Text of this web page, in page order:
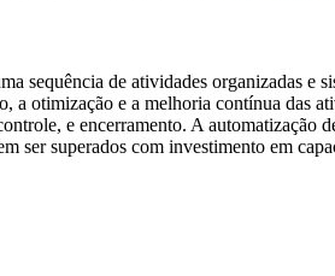
sequência de atividades organizadas e
a otimização e a melhoria contínua das
e encerramento. A automatização
ser superados com investimento em